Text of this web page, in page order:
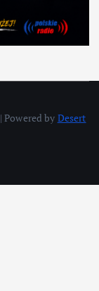
Powered by Desert